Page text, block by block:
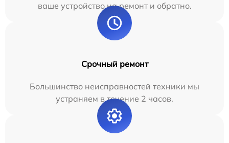
ваше устройство на ремонт и обратно.
Срочный ремонт
Большинство неисправностей техники мы
устраняем в течение 2 часов.